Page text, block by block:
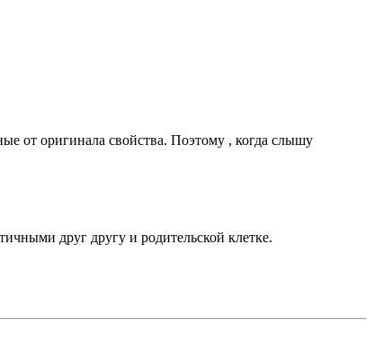
от оригинала свойства. Поэтому , когда слышу
друг другу и родительской клетке.